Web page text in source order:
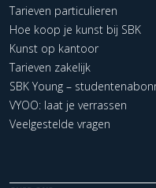
Tarieven particulieren
Hoe koop je kunst bij SBK
Kunst op kantoor
Tarieven zakelijk
SBK Young –
VYOO: laat je verrassen
Veelgestelde vragen